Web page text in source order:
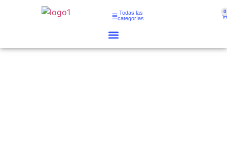
Todas las
categorías
0